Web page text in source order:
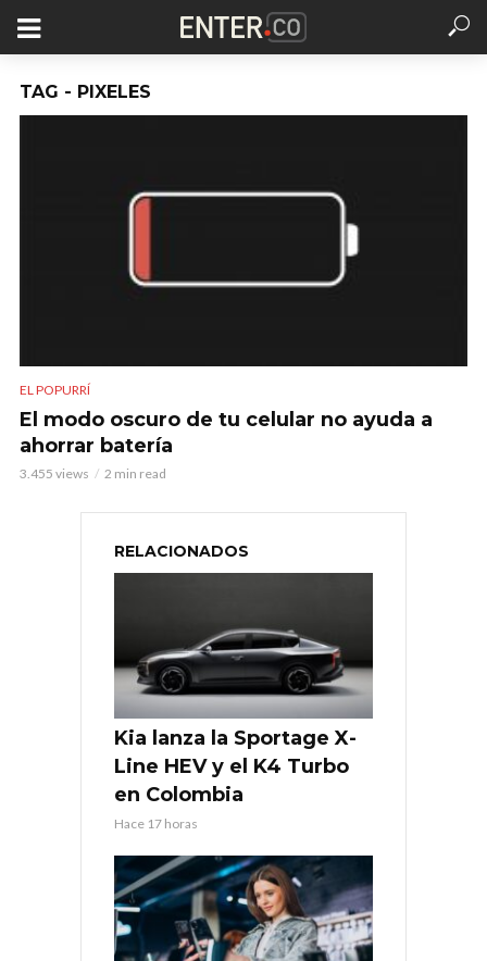
TAG - PIXELES
EL POPURRÍ
El modo oscuro de tu celular no ayuda a
ahorrar batería
3.455 views 2 min read
RELACIONADOS
Kia lanza la Sportage X-
Line HEV y el K4 Turbo
en Colombia
Hace 17 horas